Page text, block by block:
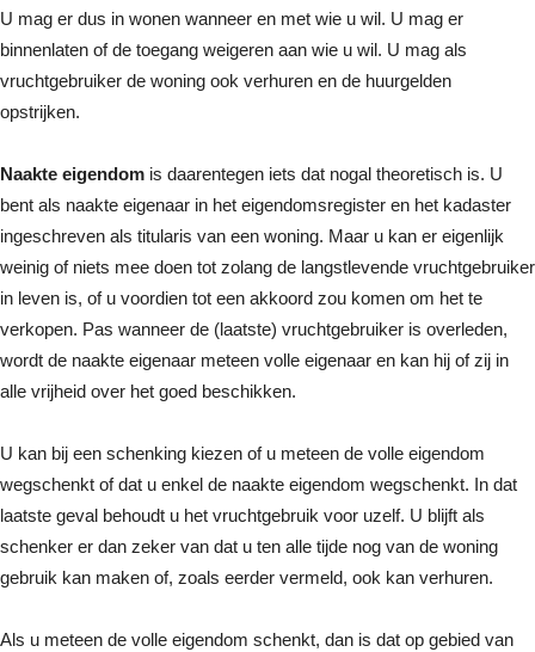
U mag er dus in wonen wanneer en met wie u wil. U mag er
binnenlaten of de toegang weigeren aan wie u wil. U mag als
vruchtgebruiker de woning ook verhuren en de huurgelden
opstrijken.
Naakte eigendom is daarentegen iets dat nogal theoretisch is. U
bent als naakte eigenaar in het eigendomsregister en het kadaster
ingeschreven als titularis van een woning. Maar u kan er eigenlijk
weinig of niets mee doen tot zolang de langstlevende vruchtgebruiker
in leven is, of u voordien tot een akkoord zou komen om het te
verkopen. Pas wanneer de (laatste) vruchtgebruiker is overleden,
wordt de naakte eigenaar meteen volle eigenaar en kan hij of zij in
alle vrijheid over het goed beschikken.
U kan bij een schenking kiezen of u meteen de volle eigendom
wegschenkt of dat u enkel de naakte eigendom wegschenkt. In dat
laatste geval behoudt u het vruchtgebruik voor uzelf. U blijft als
schenker er dan zeker van dat u ten alle tijde nog van de woning
gebruik kan maken of, zoals eerder vermeld, ook kan verhuren.
Als u meteen de volle eigendom schenkt, dan is dat op gebied van